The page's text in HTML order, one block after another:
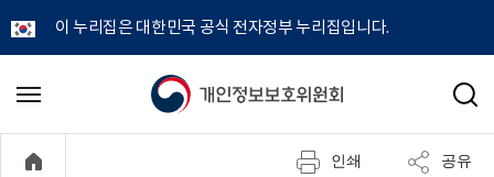
이 누리집은 대한민국 공식 전자정부 누리집입니다.
개
메
기
검
인쇄 공유